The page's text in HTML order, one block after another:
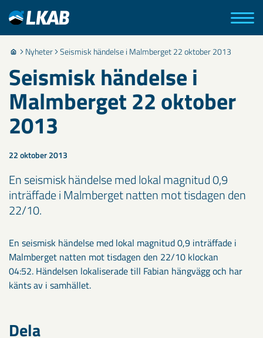
Nyheter Seismisk händelse i Malmberget 22 oktober 2013
Seismisk händelse i
Malmberget 22 oktober
2013
22 oktober 2013
En seismisk händelse med lokal magnitud 0,9
inträffade i Malmberget natten mot tisdagen den
22/10.
En seismisk händelse med lokal magnitud 0,9 inträffade i
Malmberget natten mot tisdagen den 22/10 klockan
04:52. Händelsen lokaliserade till Fabian hängvägg och har
känts av i samhället.
Dela